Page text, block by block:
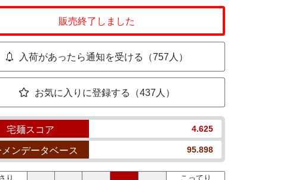
販売終了しました
入荷があったら通知を受ける（757人）
お気に入りに登録する（437人）
宅麺スコア 4.625
メンデータベース 95.898
り こってり